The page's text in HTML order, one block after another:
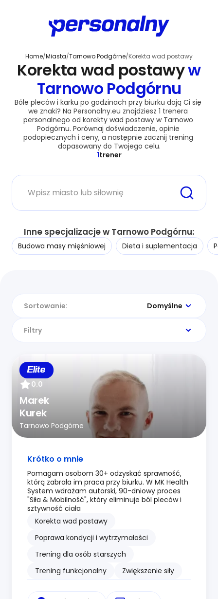
Home/Miasta/Tarnowo Podgórne/Korekta wad postawy
Korekta wad postawyw
Tarnowo Podgórnu
Bóle pleców i karku po godzinach przy biurku dają Ci się
we znaki? Na Personalny.eu znajdziesz 1 trenera
personalnego od korekty wad postawy w Tarnowo
Podgórnu. Porównaj doświadczenie, opinie
podopiecznych i ceny, a następnie zacznij trening
dopasowany do Twojego celu.
1trener
Miasto lub siłownia
Inne specjalizacje w Tarnowo Podgórnu:
Budowa masy mięśniowej Dieta i suplementacja
Sortowanie: Domyślne
Filtry
Elite
0.0
Marek
Kurek
Tarnowo Podgórne
Krótko o mnie
Pomagam osobom 30+ odzyskać sprawność,
którą zabrała im praca przy biurku. W MK Health
System wdrażam autorski, 90-dniowy proces
"Siła & Mobilność", który eliminuje ból pleców i
sztywność ciała
Korekta wad postawy
Poprawa kondycji i wytrzymałości
Trening dla osób starszych
Trening funkcjonalny
Zwiększenie siły